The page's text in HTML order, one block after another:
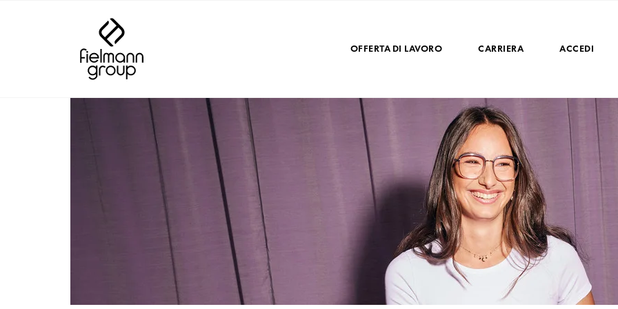
OFFERTA DI LAVORO CARRIERA ACCEDI